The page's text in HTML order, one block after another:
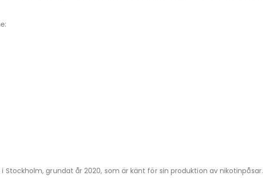
Stockholm, grundat år 2020, som är känt för sin produktion av